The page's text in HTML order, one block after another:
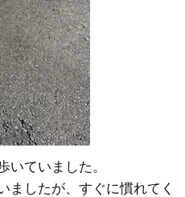
いていました。
ましたが、すぐに慣れてく